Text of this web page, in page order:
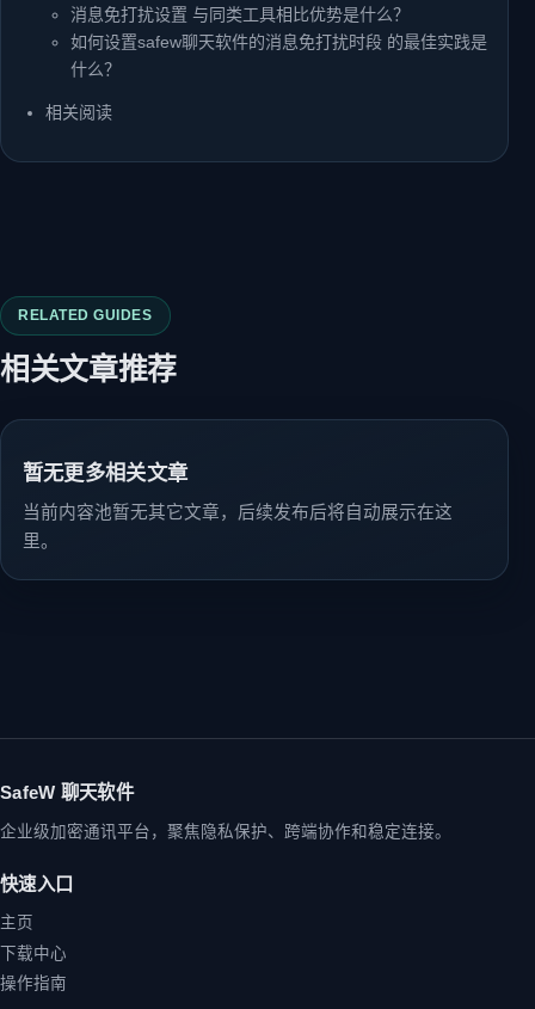
消息免打扰设置 与同类工具相比优势是什么？
如何设置safew聊天软件的消息免打扰时段 的最佳实践是
什么？
相关阅读
RELATED GUIDES
相关文章推荐
暂无更多相关文章
当前内容池暂无其它文章，后续发布后将自动展示在这
里。
SafeW 聊天软件
企业级加密通讯平台，聚焦隐私保护、跨端协作和稳定连接。
快速入口
主页
下载中心
操作指南